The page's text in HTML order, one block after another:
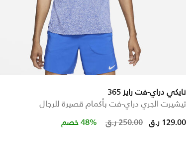
نايكي دراي-فت رايز 365
تيشيرت الجري دراي-فت بأكمام قصيرة للرجال
Price reduced from
250.00 ر.ق to 129.00 ر.ق 48% خصم